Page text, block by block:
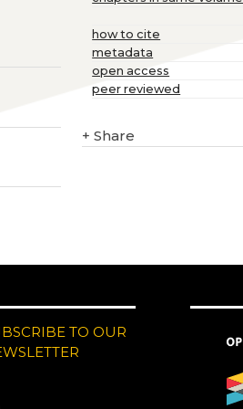
how to cite
metadata
open access
peer reviewed
+ Share
TO OUR